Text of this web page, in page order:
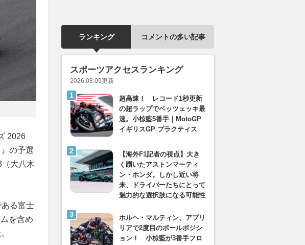
2026
の予選
大八木
る富士
を含め
ランキング コメントの多い記事
スポーツアクセスランキング
2026.08.09更新
超高速！ レコード1秒更新
の超ラップでベッツェッキ最
速。小椋藍5番手｜MotoGP
イギリスGP プラクティス
【海外F1記者の視点】大き
く躓いたアストンマーティ
ン・ホンダ。しかし近い将
来、ドライバーたちにとって
魅力的な選択肢になる可能性
ホルヘ・マルティン、アプリ
リアで2度目のポールポジシ
ョン！ 小椋藍が3番手フロ